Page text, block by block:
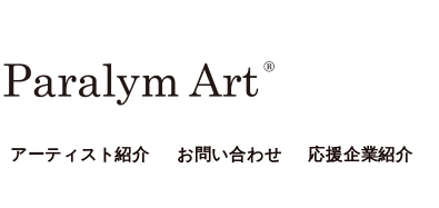
アーティスト紹介 お問い合わせ 応援企業紹介